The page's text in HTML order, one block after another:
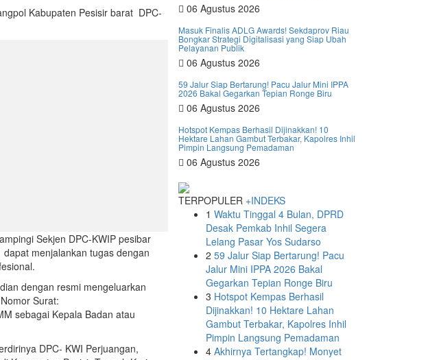
Kabupaten Pesisir barat DPC-
Sekjen DPC-KWIP pesibar
menjalankan tugas dengan
dengan resmi mengeluarkan
Surat:
sebagai Kepala Badan atau
DPC- KWI Perjuangan,
06 Agustus 2026
Masuk Finalis ADLG Awards! Sekdaprov Riau
Bongkar Strategi Digitalisasi yang Siap Ubah
Pelayanan Publik
06 Agustus 2026
59 Jalur Siap Bertarung! Pacu Jalur Mini IPPA
2026 Bakal Gegarkan Tepian Ronge Biru
06 Agustus 2026
Hotspot Kempas Berhasil Dijinakkan! 10
Hektare Lahan Gambut Terbakar, Kapolres Inhil
Pimpin Langsung Pemadaman
06 Agustus 2026
TERPOPULER +INDEKS
1 Waktu Tinggal 4 Bulan, DPRD
Desak Pemkab Inhil Segera
Lelang Pasar Yos Sudarso
2 59 Jalur Siap Bertarung! Pacu
Jalur Mini IPPA 2026 Bakal
Gegarkan Tepian Ronge Biru
3 Hotspot Kempas Berhasil
Dijinakkan! 10 Hektare Lahan
Gambut Terbakar, Kapolres Inhil
Pimpin Langsung Pemadaman
4 Akhirnya Tertangkap! Monyet